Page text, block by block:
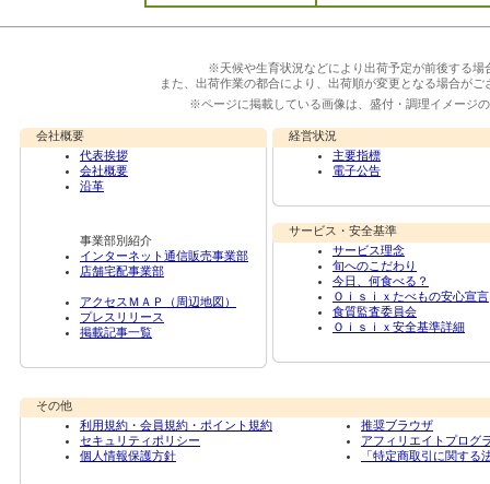
※天候や生育状況などにより出荷予定が前後する場
また、出荷作業の都合により、出荷順が変更となる場合がご
※ページに掲載している画像は、盛付・調理イメージ
会社概要
代表挨拶
会社概要
沿革
事業部別紹介
インターネット通信販売事業部
店舗宅配事業部
アクセスＭＡＰ（周辺地図）
プレスリリース
掲載記事一覧
経営状況
主要指標
電子公告
サービス・安全基準
サービス理念
旬へのこだわり
今日、何食べる？
Ｏｉｓｉｘたべもの安心宣言
食質監査委員会
Ｏｉｓｉｘ安全基準詳細
その他
利用規約・会員規約・ポイント規約
セキュリティポリシー
個人情報保護方針
推奨ブラウザ
アフィリエイトプログ
「特定商取引に関する